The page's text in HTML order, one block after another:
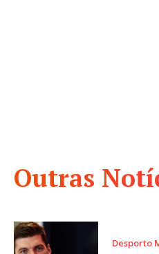
Outras
Desporto